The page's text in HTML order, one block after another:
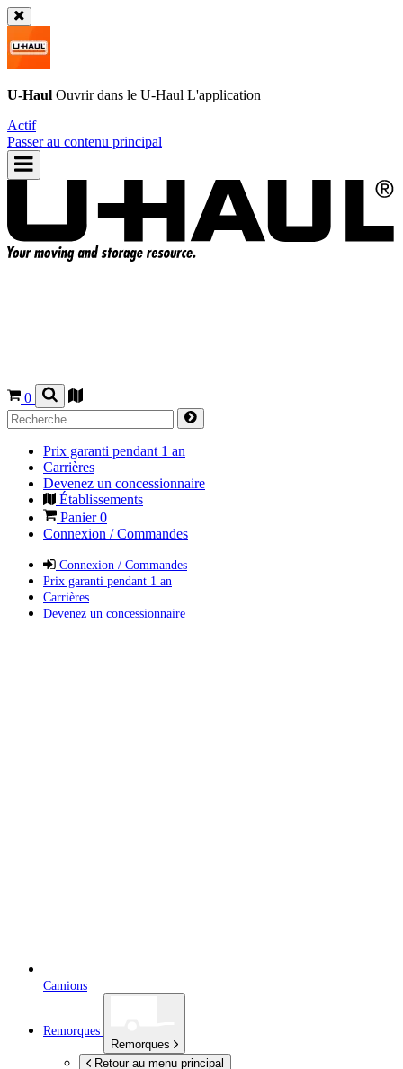
U-Haul Ouvrir dans le U-Haul L'application
Actif
Passer au contenu principal
0
Prix garanti pendant 1 an
Carrières
Devenez un concessionnaire
Établissements
Panier0
Connexion / Commandes
Connexion / Commandes
Prix garanti pendant 1 an
Carrières
Devenez un concessionnaire
Camions
Remorques
Remorques
Retour au menu principal